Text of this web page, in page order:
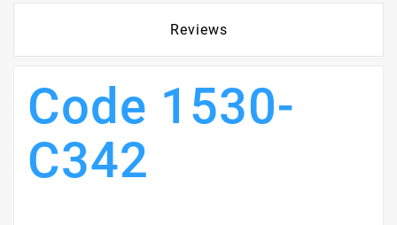
Reviews
Code 1530-
C342